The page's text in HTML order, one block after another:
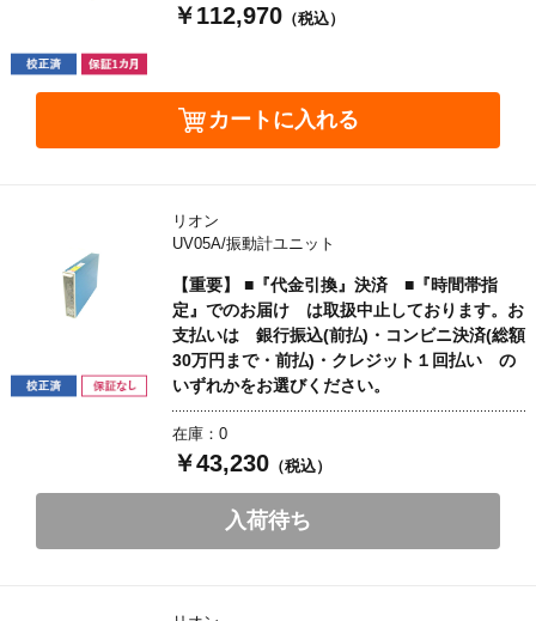
￥112,970 （税込）
カートに入れる
リオン
UV05A/振動計ユニット
【重要】 ■『代金引換』決済 ■『時間帯指
定』でのお届け は取扱中止しております。お
支払いは 銀行振込(前払)・コンビニ決済(総額
30万円まで・前払)・クレジット１回払い の
いずれかをお選びください。
在庫：0
￥43,230 （税込）
入荷待ち